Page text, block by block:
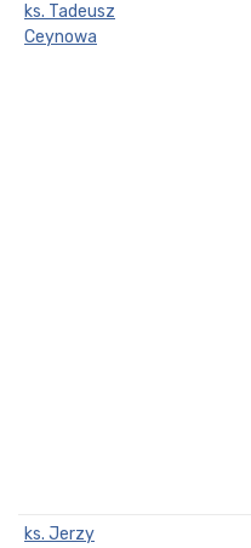
ks. Tadeusz
Ceynowa
ks. Jerzy